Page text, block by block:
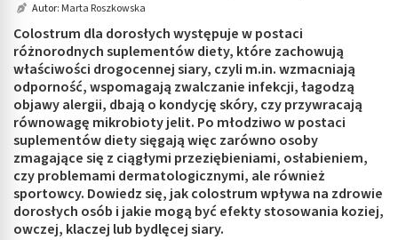
submenu: Higiena
submenu: Sprzęt medyczny
submenu: Intymne
submenu: Wellness
Autor: Marta Roszkowska
Colostrum dla dorosłych występuje w postaci
różnorodnych suplementów diety, które zachowują
właściwości drogocennej siary, czyli m.in. wzmacniają
odporność, wspomagają zwalczanie infekcji, łagodzą
objawy alergii, dbają o kondycję skóry, czy przywracają
równowagę mikrobioty jelit. Po młodziwo w postaci
suplementów diety sięgają więc zarówno osoby
zmagające się z ciągłymi przeziębieniami, osłabieniem,
czy problemami dermatologicznymi, ale również
sportowcy. Dowiedz się, jak colostrum wpływa na zdrowie
dorosłych osób i jakie mogą być efekty stosowania koziej,
owczej, klaczej lub bydlęcej siary.